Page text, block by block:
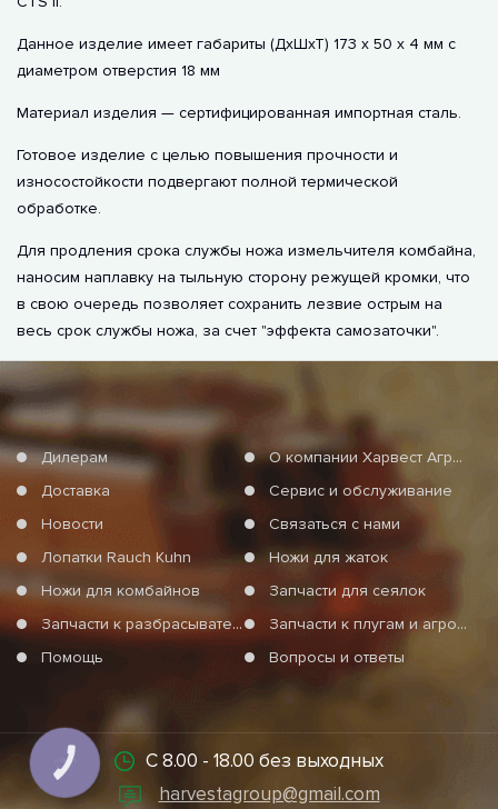
Данное изделие имеет габариты (ДхШхТ) 173 х 50 х 4 мм с
диаметром отверстия 18 мм
Материал изделия — сертифицированная импортная сталь.
Готовое изделие с целью повышения прочности и
износостойкости подвергают полной термической
обработке.
Для продления срока службы ножа измельчителя комбайна,
наносим наплавку на тыльную сторону режущей кромки, что
в свою очередь позволяет сохранить лезвие острым на
весь срок службы ножа, за счет "эффекта самозаточки".
Дилерам
О компании Харвест Агро Груп
Доставка
Сервис и обслуживание
Новости
Связаться с нами
Лопатки Rauch Kuhn
Ножи для жаток
Ножи для комбайнов
Запчасти для сеялок
Запчасти к разбрасывателям минеральных удобрений
Запчасти к плугам и агротехнике
Помощь
Вопросы и ответы
С 8.00 - 18.00 без выходных
harvestagroup@gmail.com
КНОПКА
СВЯЗИ